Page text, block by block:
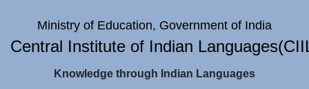
Ministry of Education, Government of India
Central Institute of Indian
Knowledge through Indian Languages